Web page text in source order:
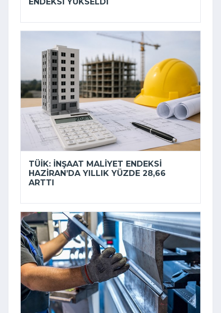
ENDEKSI YÜKSELDI
TÜİK: İNŞAAT MALIYET ENDEKSI
HAZIRAN’DA YILLIK YÜZDE 28,66
ARTTI